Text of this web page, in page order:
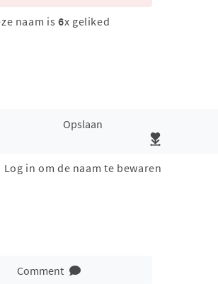
naam is 6x geliked
Opslaan
Log in om de naam te bewaren
Comment